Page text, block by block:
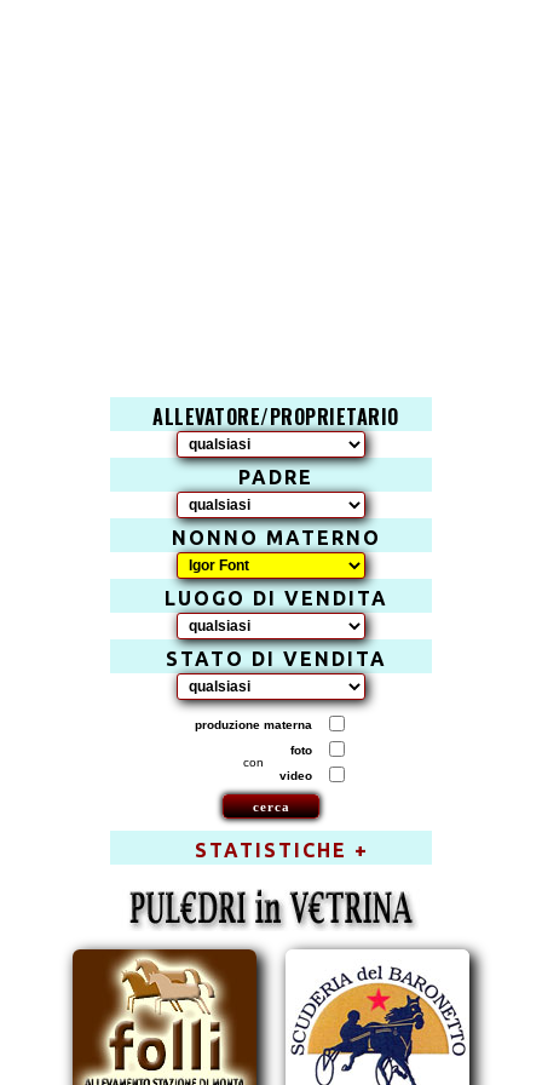
ALLEVATORE/PROPRIETARIO
PADRE
NONNO MATERNO
LUOGO DI VENDITA
STATO DI VENDITA
produzione materna
con
foto
video
STATISTICHE +